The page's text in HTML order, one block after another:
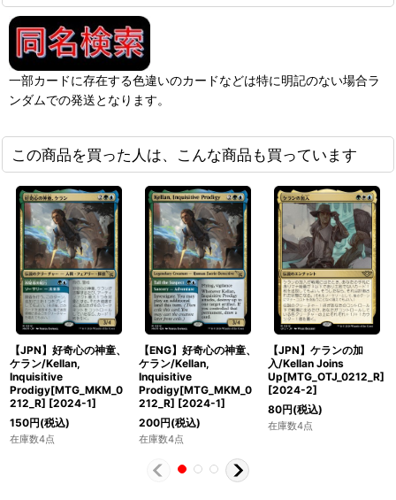
一部カードに存在する色違いのカードなどは特に明記のない場合ラ
ンダムでの発送となります。
この商品を買った人は、こんな商品も買っています
【JPN】好奇心の神童、
ケラン/Kellan,
Inquisitive
Prodigy[MTG_MKM_0
212_R] [2024-1]
150円(税込)
在庫数4点
【ENG】好奇心の神童、
ケラン/Kellan,
Inquisitive
Prodigy[MTG_MKM_0
212_R] [2024-1]
200円(税込)
在庫数4点
【JPN】ケランの加
入/Kellan Joins
Up[MTG_OTJ_0212_R]
[2024-2]
80円(税込)
在庫数4点